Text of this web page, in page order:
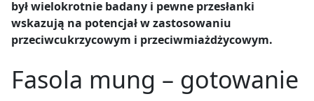
był wielokrotnie badany i pewne przesłanki
wskazują na potencjał w zastosowaniu
przeciwcukrzycowym i przeciwmiażdżycowym.
Fasola mung – gotowanie